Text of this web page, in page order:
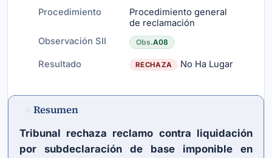
Procedimiento
Procedimiento general
de reclamación
Observación SII
Obs.A08
Resultado RECHAZA No Ha Lugar
Resumen
Tribunal rechaza reclamo contra liquidación
por subdeclaración de base imponible en